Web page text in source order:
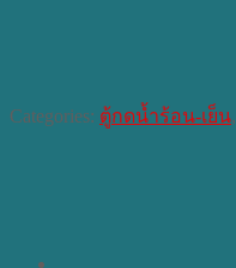
Categories: ตู้กดน้ำร้อน-เย็น,